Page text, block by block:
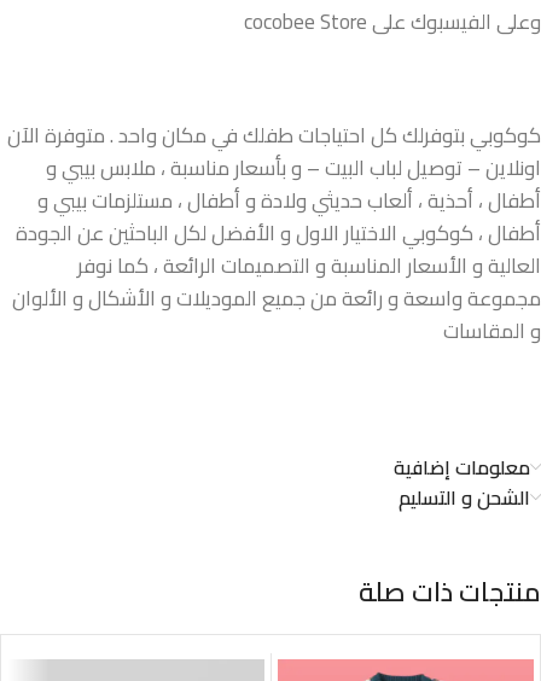
وعلى الفيسبوك على cocobee Store
كوكوبي بتوفرلك كل احتياجات طفلك في مكان واحد . متوفرة الآن
اونلاين – توصيل لباب البيت – و بأسعار مناسبة ، ملابس بيبي و
أطفال ، أحذية ، ألعاب حديثي ولادة و أطفال ، مستلزمات بيبي و
أطفال ، كوكوبي الاختيار الاول و الأفضل لكل الباحثين عن الجودة
العالية و الأسعار المناسبة و التصميمات الرائعة ، كما نوفر
مجموعة واسعة و رائعة من جميع الموديلات و الأشكال و الألوان
و المقاسات
معلومات إضافية
الشحن و التسليم
منتجات ذات صلة